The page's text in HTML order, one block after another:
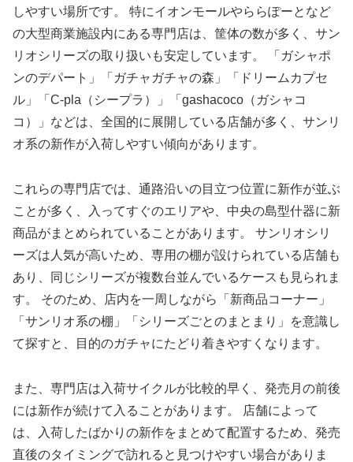
しやすい場所です。 特にイオンモールやららぽーとなど
の大型商業施設内にある専門店は、筐体の数が多く、サン
リオシリーズの取り扱いも安定しています。 「ガシャポ
ンのデパート」「ガチャガチャの森」「ドリームカプセ
ル」「C-pla（シープラ）」「gashacoco（ガシャコ
コ）」などは、全国的に展開している店舗が多く、サンリ
オ系の新作が入荷しやすい傾向があります。
これらの専門店では、通路沿いの目立つ位置に新作が並ぶ
ことが多く、入ってすぐのエリアや、中央の島型什器に新
商品がまとめられていることがあります。 サンリオシリ
ーズは人気が高いため、専用の棚が設けられている店舗も
あり、同じシリーズが複数台並んでいるケースも見られま
す。 そのため、店内を一周しながら「新商品コーナー」
「サンリオ系の棚」「シリーズごとのまとまり」を意識し
て探すと、目的のガチャにたどり着きやすくなります。
また、専門店は入荷サイクルが比較的早く、発売月の前後
には新作が続けて入ることがあります。 店舗によって
は、入荷したばかりの新作をまとめて配置するため、発売
直後のタイミングで訪れると見つけやすい場合がありま